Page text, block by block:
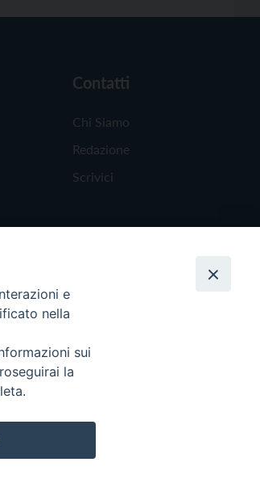
Contatti
Chi Siamo
Redazione
Scrivici
e
nella
sui
la